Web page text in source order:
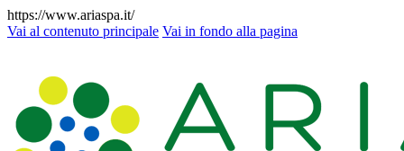
https://www.ariaspa.it/
Vai al contenuto principale Vai in fondo alla pagina